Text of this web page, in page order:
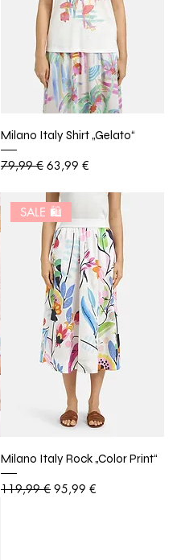
Milano Italy Shirt „Gelato“
Standardpreis
79,99 € Sale-Preis
63,99 €
SALE 🛍️
Milano Italy Rock „Color Print“
Standardpreis
119,99 € Sale-Preis
95,99 €